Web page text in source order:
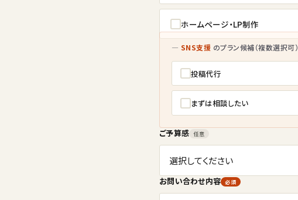
ホームページ・LP制作
— SNS支援 のプラン候補（複数選択可）
投稿代行
まずは相談したい
ご予算感 任意
お問い合わせ内容 必須